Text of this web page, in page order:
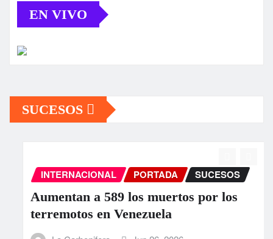
EN VIVO
SUCESOS
INTERNACIONAL PORTADA SUCESOS
Aumentan a 589 los muertos por los
terremotos en Venezuela